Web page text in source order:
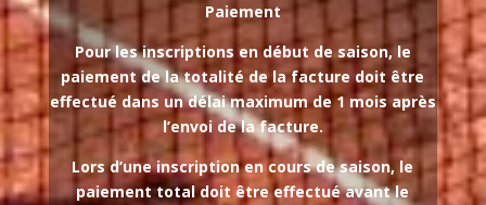
Paiement
Pour les inscriptions en début de saison, le
paiement de la totalité de la facture doit être
effectué dans un délai maximum de 1 mois après
l’envoi de la facture.
Lors d’une inscription en cours de saison, le
paiement total doit être effectué avant le